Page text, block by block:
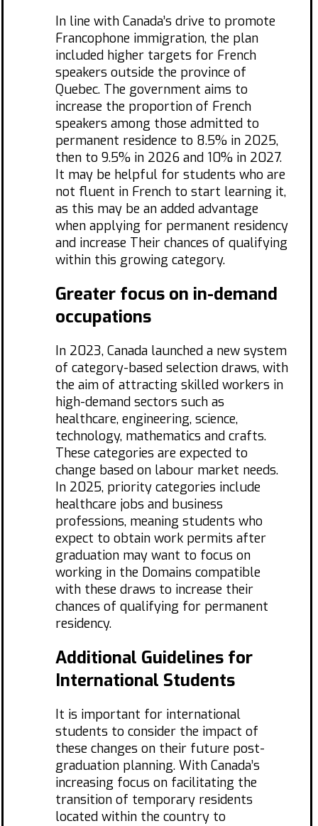
In line with Canada’s drive to promote
Francophone immigration, the plan
included higher targets for French
speakers outside the province of
Quebec. The government aims to
increase the proportion of French
speakers among those admitted to
permanent residence to 8.5% in 2025,
then to 9.5% in 2026 and 10% in 2027.
It may be helpful for students who are
not fluent in French to start learning it,
as this may be an added advantage
when applying for permanent residency
and increase Their chances of qualifying
within this growing category.
Greater focus on in-demand
occupations
In 2023, Canada launched a new system
of category-based selection draws, with
the aim of attracting skilled workers in
high-demand sectors such as
healthcare, engineering, science,
technology, mathematics and crafts.
These categories are expected to
change based on labour market needs.
In 2025, priority categories include
healthcare jobs and business
professions, meaning students who
expect to obtain work permits after
graduation may want to focus on
working in the Domains compatible
with these draws to increase their
chances of qualifying for permanent
residency.
Additional Guidelines for
International Students
It is important for international
students to consider the impact of
these changes on their future post-
graduation planning. With Canada’s
increasing focus on facilitating the
transition of temporary residents
located within the country to